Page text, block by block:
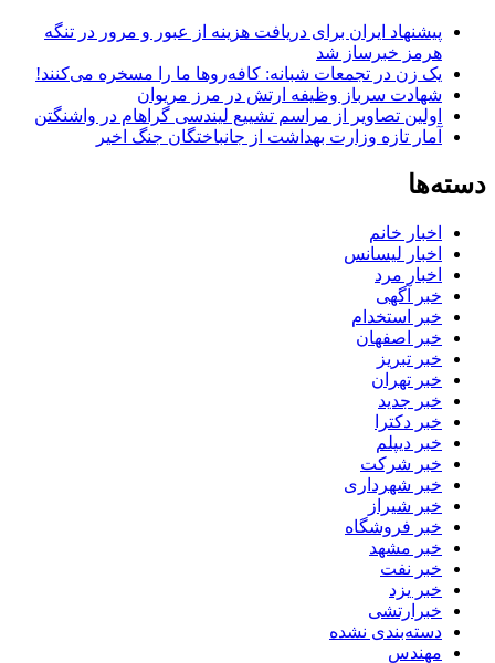
پیشنهاد ایران برای دریافت هزینه از عبور و مرور در تنگه
هرمز خبرساز شد
یک زن در تجمعات شبانه: کافه‌روها ما را مسخره می‌کنند!
شهادت سرباز وظیفه ارتش در مرز مریوان
اولین تصاویر از مراسم تشییع لیندسی گراهام در واشنگتن
آمار تازه وزارت بهداشت از جانباختگان جنگ اخیر
دسته‌ها
اخبار خانم
اخبار لیسانس
اخبار مرد
خبر آگهی
خبر استخدام
خبر اصفهان
خبر تبریز
خبر تهران
خبر جدید
خبر دکترا
خبر دیپلم
خبر شرکت
خبر شهرداری
خبر شیراز
خبر فروشگاه
خبر مشهد
خبر نفت
خبر یزد
خبرارتشی
دسته‌بندی نشده
مهندس